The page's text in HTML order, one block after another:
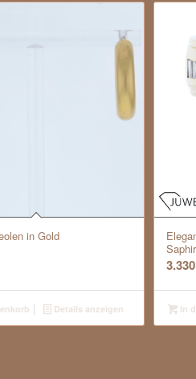
in Gold
Details anzeigen In